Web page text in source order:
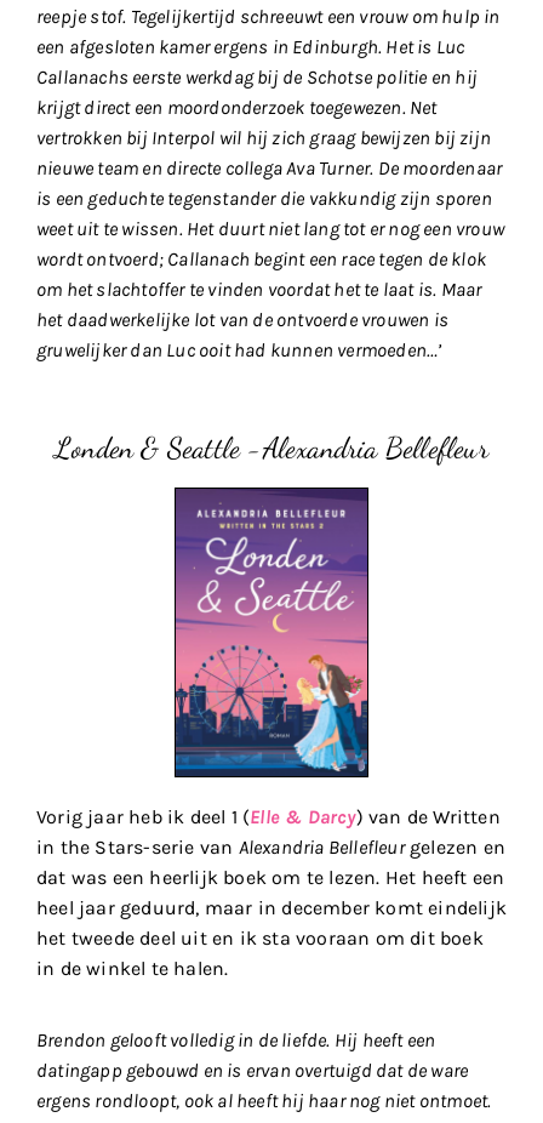
reepje stof. Tegelijkertijd schreeuwt een vrouw om hulp in
een afgesloten kamer ergens in Edinburgh. Het is Luc
Callanachs eerste werkdag bij de Schotse politie en hij
krijgt direct een moordonderzoek toegewezen. Net
vertrokken bij Interpol wil hij zich graag bewijzen bij zijn
nieuwe team en directe collega Ava Turner. De moordenaar
is een geduchte tegenstander die vakkundig zijn sporen
weet uit te wissen. Het duurt niet lang tot er nog een vrouw
wordt ontvoerd; Callanach begint een race tegen de klok
om het slachtoffer te vinden voordat het te laat is. Maar
het daadwerkelijke lot van de ontvoerde vrouwen is
gruwelijker dan Luc ooit had kunnen vermoeden…’
Londen & Seattle -Alexandria Bellefleur
Vorig jaar heb ik deel 1 (Elle & Darcy) van de Written
in the Stars-serie van Alexandria Bellefleurgelezen en
dat was een heerlijk boek om te lezen. Het heeft een
heel jaar geduurd, maar in december komt eindelijk
het tweede deel uit en ik sta vooraan om dit boek
in de winkel te halen.
Brendon gelooft volledig in de liefde. Hij heeft een
datingapp gebouwd en is ervan overtuigd dat de ware
ergens rondloopt, ook al heeft hij haar nog niet ontmoet.